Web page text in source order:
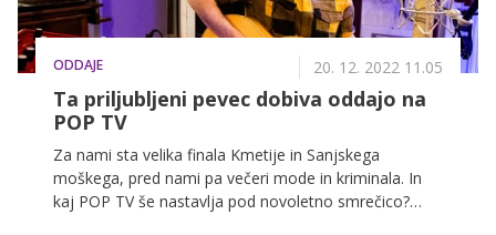
ODDAJE 20. 12. 2022 11.05
Ta priljubljeni pevec dobiva oddajo na
POP TV
Za nami sta velika finala Kmetije in Sanjskega
moškega, pred nami pa večeri mode in kriminala. In
kaj POP TV še nastavlja pod novoletno smrečico?